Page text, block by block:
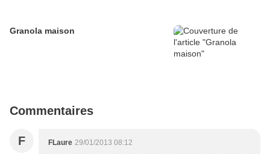
Granola maison
Commentaires
F FLaure 29/01/2013 08:12